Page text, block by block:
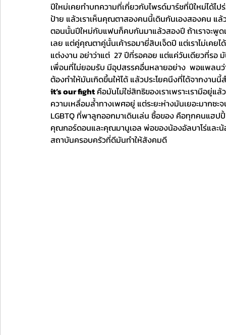
ปีใหม่เคยทำบทความที่เกี่ยวกับไพรด์มาร์ชที่ปีใหม่ได้
ป้าย แล้วเราเห็นคุณตาสองคนนี้เดินกันเองสองคน แล้
ตอนนั้นปีใหม่กับแฟนก็คบกันมาแล้วสองปี ถ้าเราจะพูด
เลย แต่คู่คุณตาคู่นั้นเค้ารอมายี่สิบเจ็ดปี แต่เราไม่เคย
แต่งงาน อย่าว่าแต่  27 ปีที่รอคอย แต่แค่วันเดียวที่รอ มั
เพื่อนที่ไม่ยอมรับ มีอุปสรรคอื่นหลายอย่าง  พอแพลนว่
ต้องทำให้มันเกิดขึ้นให้ได้ แล้วประโยคนึงที่ได้จากงานนี้
it’s our fight คือมันไม่ใช่สิทธิของเราเพราะเรามีอยู่
ความเหลื่อมล้ำทางเพศอยู่ แต่ระยะห่างมันเยอะมากซ
LGBTQ ที่พาลูกออกมาเดินเล่น ซื้อของ คือทุกคนแฮ
คุณกอร์ดอนและคุณมานูเอล พ่อของน้องอัลบาโร่และน้อ
สถาบันครอบครัวที่ดีมันทำให้สังคมดี